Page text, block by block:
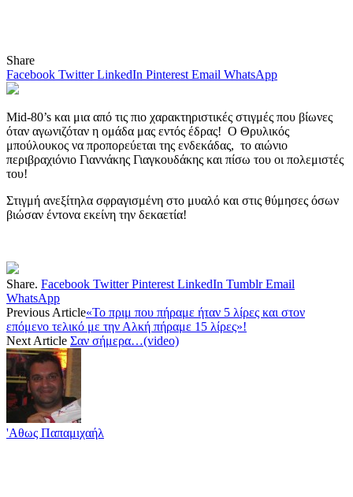
Share
Facebook Twitter LinkedIn Pinterest Email WhatsApp
Mid-80’s και μια από τις πιο χαρακτηριστικές στιγμές που βίωνες
όταν αγωνιζόταν η ομάδα μας εντός έδρας! Ο Θρυλικός
μπούλουκος να προπορεύεται της ενδεκάδας, το αιώνιο
περιβραχιόνιο Γιαννάκης Γιαγκουδάκης και πίσω του οι πολεμιστές
του!
Στιγμή ανεξίτηλα σφραγισμένη στο μυαλό και στις θύμησες όσων
βιώσαν έντονα εκείνη την δεκαετία!
Share. Facebook Twitter Pinterest LinkedIn Tumblr Email
WhatsApp
Previous Article«Το πριμ που πήραμε ήταν 5 λίρες και στον
επόμενο τελικό με την Αλκή πήραμε 15 λίρες»!
Next Article Σαν σήμερα…(video)
'Αθως Παπαμιχαήλ